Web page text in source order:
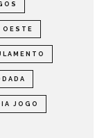
OESTE
JOGO